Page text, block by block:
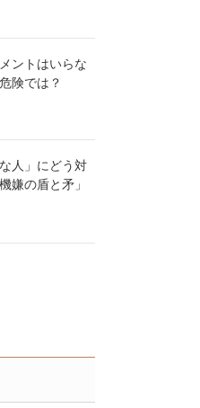
ントはいらな
険では？
人」にどう対
嫌の盾と矛」